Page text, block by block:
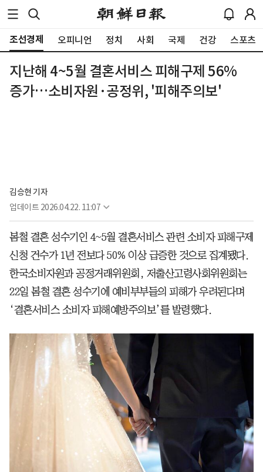
조선경제 오피니언 정치 사회 국제 건강 스포츠
지난해 4~5월 결혼서비스 피해구제 56%
증가…소비자원·공정위, '피해주의보'
김승현 기자
업데이트 2026.04.22. 11:07
봄철 결혼 성수기인 4~5월 결혼서비스 관련 소비자 피해구제
신청 건수가 1년 전보다 50% 이상 급증한 것으로 집계됐다.
한국소비자원과 공정거래위원회, 저출산고령사회위원회는
22일 봄철 결혼 성수기에 예비부부들의 피해가 우려된다며
‘결혼서비스 소비자 피해예방주의보’를 발령했다.